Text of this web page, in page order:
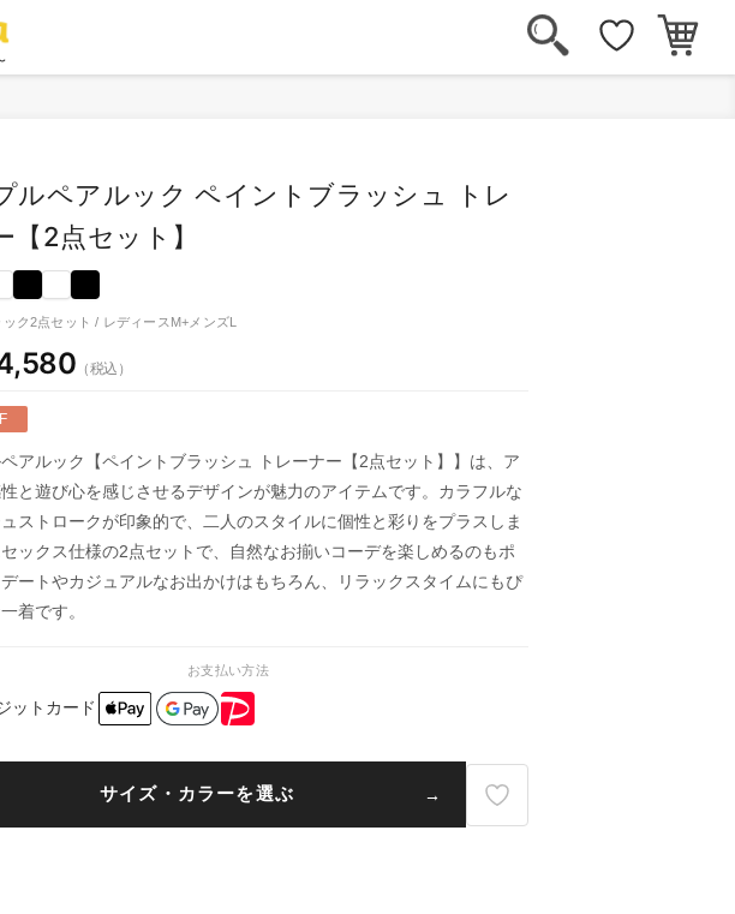
ルペアルック ペイントブラッシュ トレ
【2点セット】
ク2点セット / レディースM+メンズL
（税込）
アルック【ペイントブラッシュ トレーナー【2点セット】】は、ア
と遊び心を感じさせるデザインが魅力のアイテムです。カラフルな
ストロークが印象的で、二人のスタイルに個性と彩りをプラスしま
ックス仕様の2点セットで、自然なお揃いコーデを楽しめるのもポ
ートやカジュアルなお出かけはもちろん、リラックスタイムにもぴ
着です。
お支払い方法
ットカード
サイズ・カラーを選ぶ